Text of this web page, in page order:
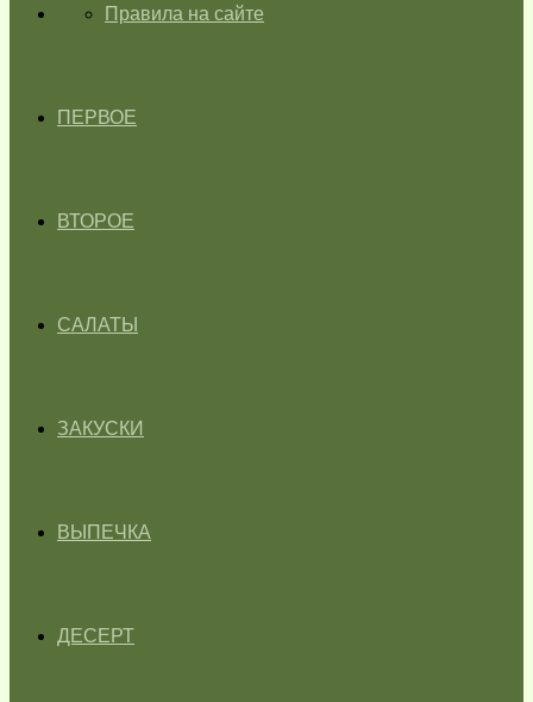
ГЛАВНАЯПравила на сайте
ПЕРВОЕ
ВТОРОЕ
САЛАТЫ
ЗАКУСКИ
ВЫПЕЧКА
ДЕСЕРТ